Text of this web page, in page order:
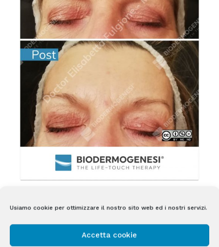
Usiamo cookie per ottimizzare il nostro sito web ed i nostri servizi.
Accetta cookie